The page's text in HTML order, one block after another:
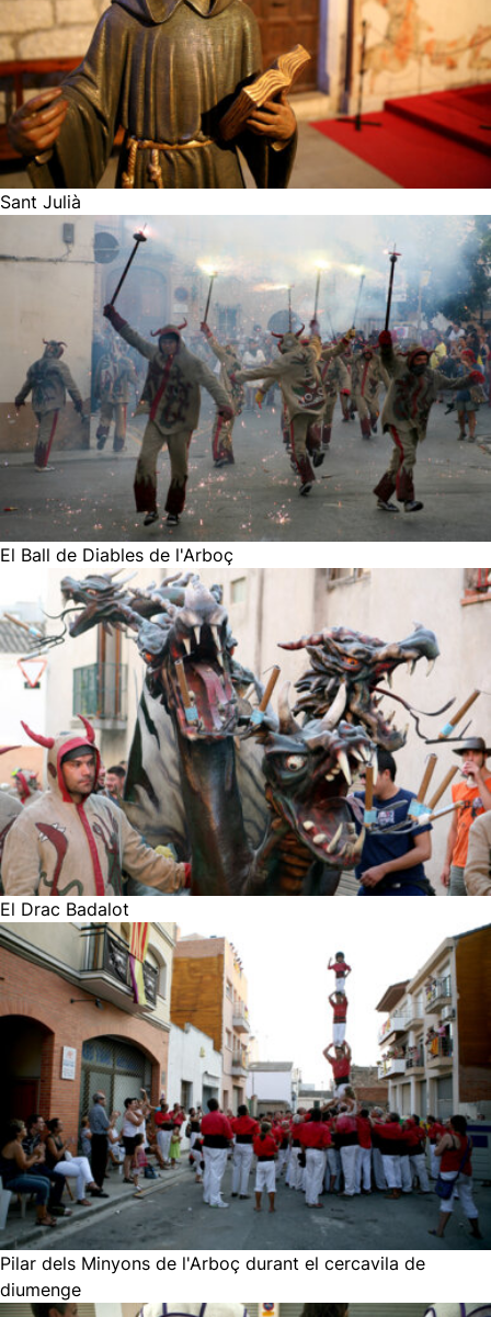
Sant Julià
El Ball de Diables de l'Arboç
El Drac Badalot
Pilar dels Minyons de l'Arboç durant el cercavila de
diumenge